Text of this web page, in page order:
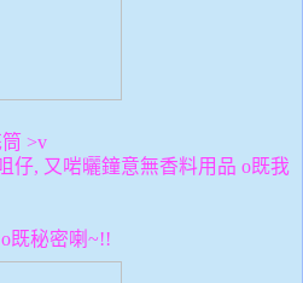
>v
仔, 又啱曬鐘意無香料用品 o既我
既秘密喇~!!